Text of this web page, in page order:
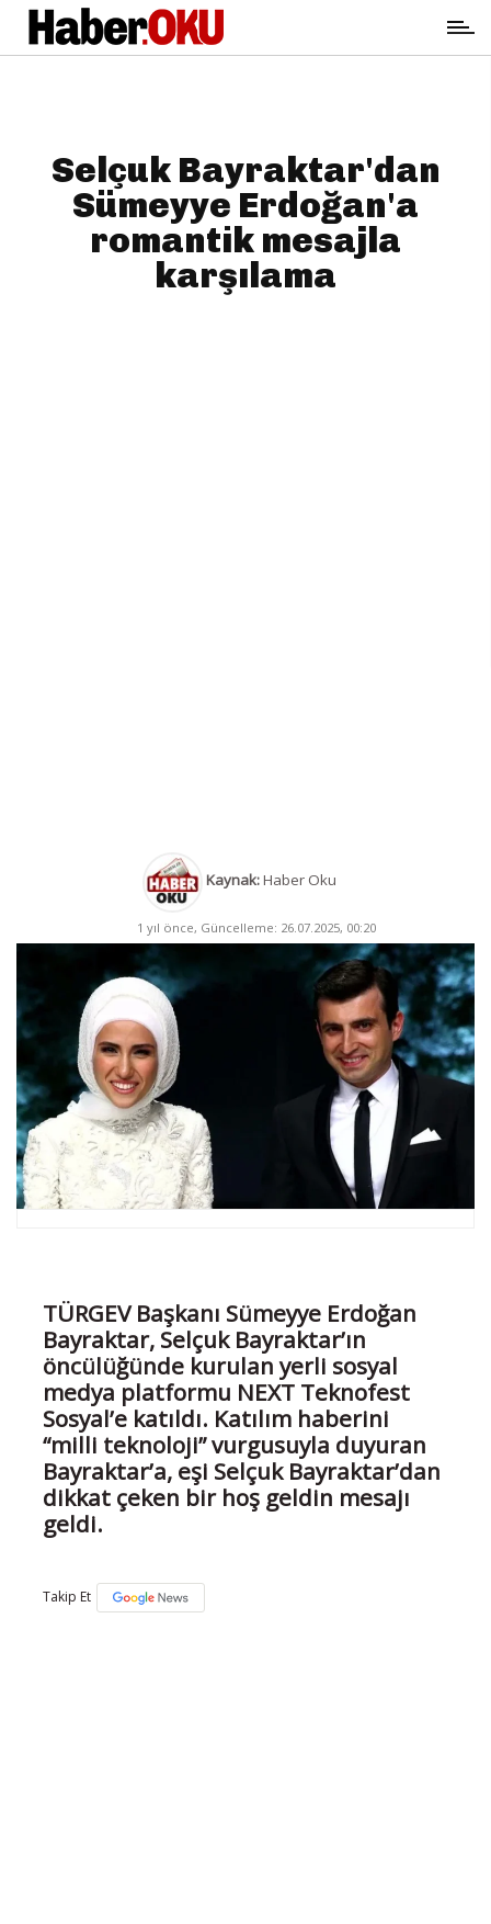
Selçuk Bayraktar'dan
Sümeyye Erdoğan'a
romantik mesajla
karşılama
Kaynak:Haber Oku
1 yıl önce, Güncelleme: 26.07.2025, 00:20
TÜRGEV Başkanı Sümeyye Erdoğan
Bayraktar, Selçuk Bayraktar’ın
öncülüğünde kurulan yerli sosyal
medya platformu NEXT Teknofest
Sosyal’e katıldı. Katılım haberini
“milli teknoloji” vurgusuyla duyuran
Bayraktar’a, eşi Selçuk Bayraktar’dan
dikkat çeken bir hoş geldin mesajı
geldi.
Takip Et